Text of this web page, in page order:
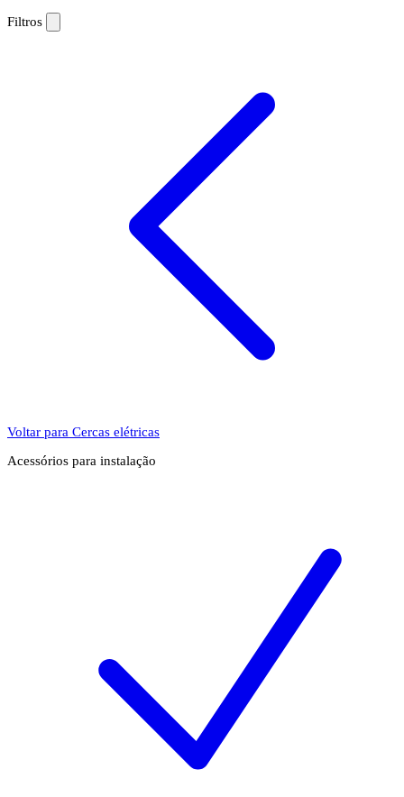
Filtros
Voltar para Cercas elétricas
Acessórios para instalação